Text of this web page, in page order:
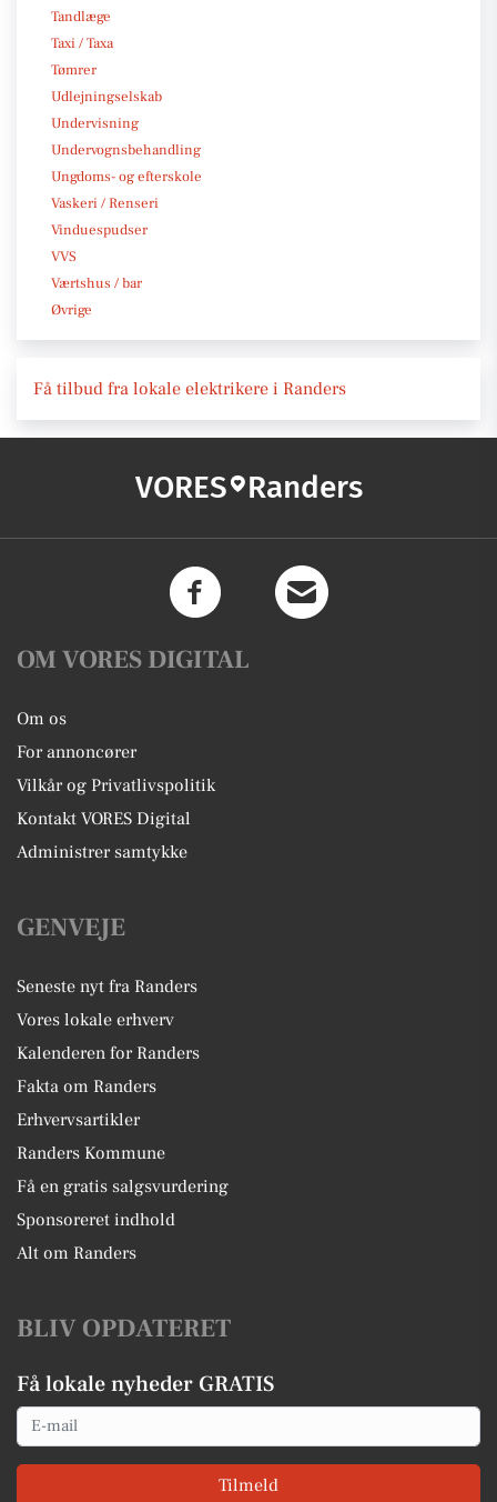
Tandlæge
Taxi / Taxa
Tømrer
Udlejningselskab
Undervisning
Undervognsbehandling
Ungdoms- og efterskole
Vaskeri / Renseri
Vinduespudser
VVS
Værtshus / bar
Øvrige
Få tilbud fra lokale elektrikere i Randers
VORES Randers
OM VORES DIGITAL
Om os
For annoncører
Vilkår og Privatlivspolitik
Kontakt VORES Digital
Administrer samtykke
GENVEJE
Seneste nyt fra Randers
Vores lokale erhverv
Kalenderen for Randers
Fakta om Randers
Erhvervsartikler
Randers Kommune
Få en gratis salgsvurdering
Sponsoreret indhold
Alt om Randers
BLIV OPDATERET
Få lokale nyheder GRATIS
Email
Tilmeld